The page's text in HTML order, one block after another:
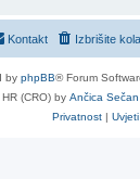
Izbrišite
Kontakt
by phpBB® Forum
HR (CRO) by Ančica
Privatnost | Uvjeti